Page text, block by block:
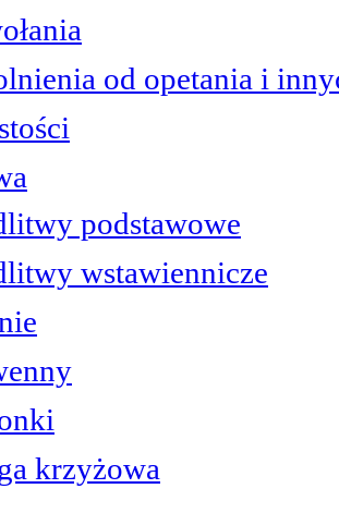
od opetania i
podstawowe
wstawiennicze
krzyżowa